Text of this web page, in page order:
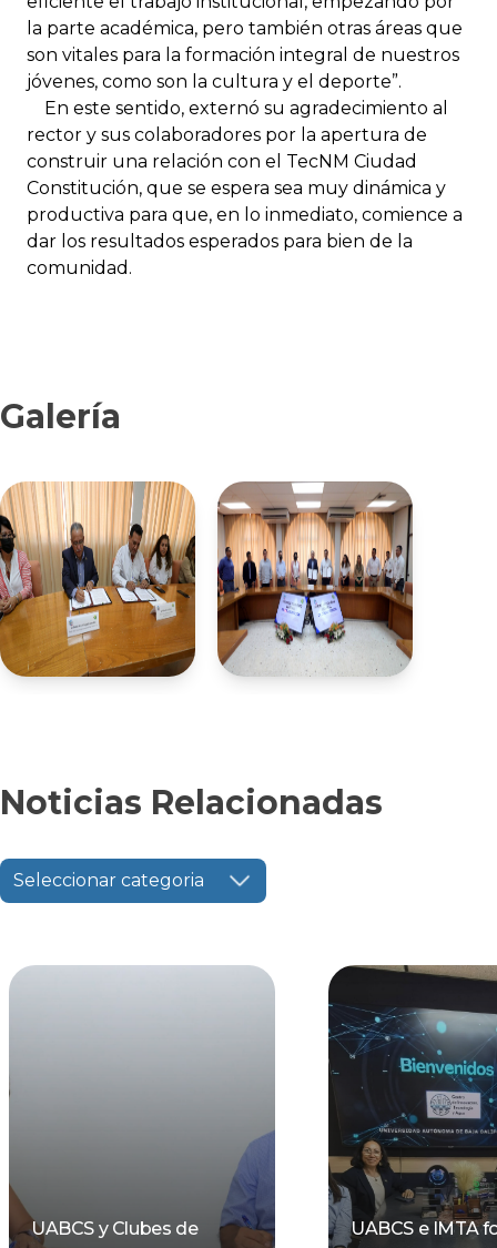
la parte académica, pero también otras áreas que
son vitales para la formación integral de nuestros
jóvenes, como son la cultura y el deporte”.
En este sentido, externó su agradecimiento al
rector y sus colaboradores por la apertura de
construir una relación con el TecNM Ciudad
Constitución, que se espera sea muy dinámica y
productiva para que, en lo inmediato, comience a
dar los resultados esperados para bien de la
comunidad.
Galería
Noticias Relacionadas
Seleccionar categoria
UABCS y Clubes de
UABCS e IMTA